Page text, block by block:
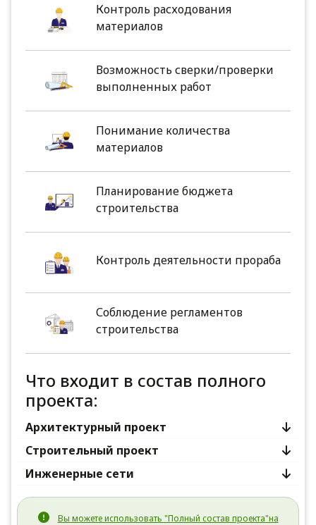
Контроль расходования
материалов
Возможность сверки/проверки
выполненных работ
Понимание количества
материалов
Планирование бюджета
строительства
Контроль деятельности прораба
Соблюдение регламентов
строительства
Что входит в состав полного
проекта:
Архитектурный проект
Строительный проект
Инженерные сети
Вы можете использовать "Полный состав проекта"на